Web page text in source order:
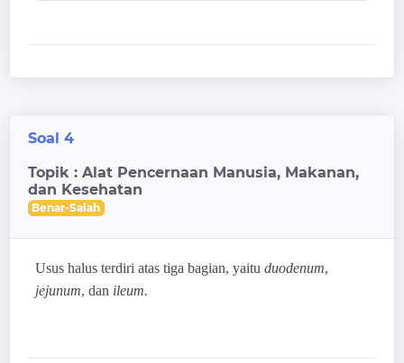
Soal 4
Topik : Alat Pencernaan Manusia, Makanan,
dan Kesehatan
Benar-Salah
Usus halus terdiri atas tiga bagian, yaitu duodenum,
jejunum, dan ileum.